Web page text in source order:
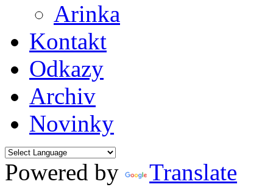
Arinka
Kontakt
Odkazy
Archiv
Novinky
Powered by
Translate